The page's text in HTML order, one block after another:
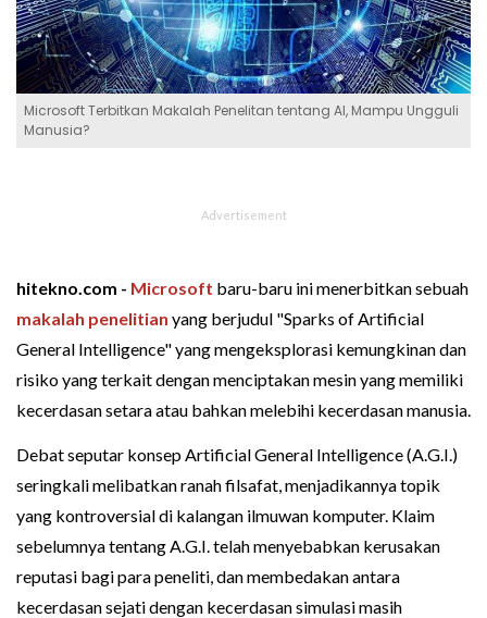
Microsoft Terbitkan Makalah Penelitan tentang AI, Mampu Ungguli
Manusia?
hitekno.com - Microsoft baru-baru ini menerbitkan sebuah
makalah penelitian yang berjudul "Sparks of Artificial
General Intelligence" yang mengeksplorasi kemungkinan dan
risiko yang terkait dengan menciptakan mesin yang memiliki
kecerdasan setara atau bahkan melebihi kecerdasan manusia.
Debat seputar konsep Artificial General Intelligence (A.G.I.)
seringkali melibatkan ranah filsafat, menjadikannya topik
yang kontroversial di kalangan ilmuwan komputer. Klaim
sebelumnya tentang A.G.I. telah menyebabkan kerusakan
reputasi bagi para peneliti, dan membedakan antara
kecerdasan sejati dengan kecerdasan simulasi masih